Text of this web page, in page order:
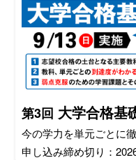
第3回 大学合格基
今の学力を単元ごとに
申し込み締め切り：